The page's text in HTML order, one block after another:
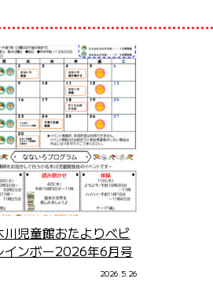
川児童館おたよりベビ
インボー2026年6月号
2026.5.26